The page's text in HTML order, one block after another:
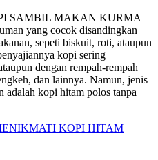
SAMBIL MAKAN KURMA
yang cocok disandingkan
sepeti biskuit, roti, ataupun
kopi sering
dengan rempah-rempah
dan lainnya. Namun, jenis
kopi hitam polos tanpa